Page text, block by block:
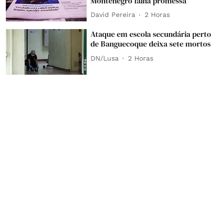
David Pereira 2 Horas
Ataque em escola secundária perto
de Banguecoque deixa sete mortos
DN/Lusa 2 Horas